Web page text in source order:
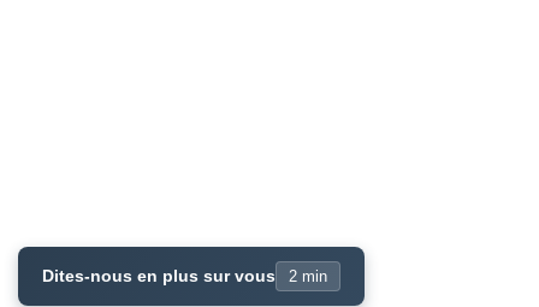
Dites-nous en plus sur vous 2 min